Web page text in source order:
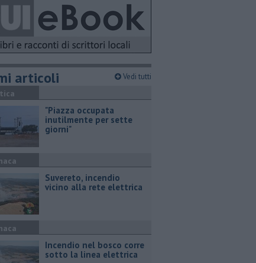
articoli Vedi tutti
"Piazza occupata
inutilmente per sette
giorni"
Suvereto, incendio
vicino alla rete elettrica
Incendio nel bosco corre
sotto la linea elettrica